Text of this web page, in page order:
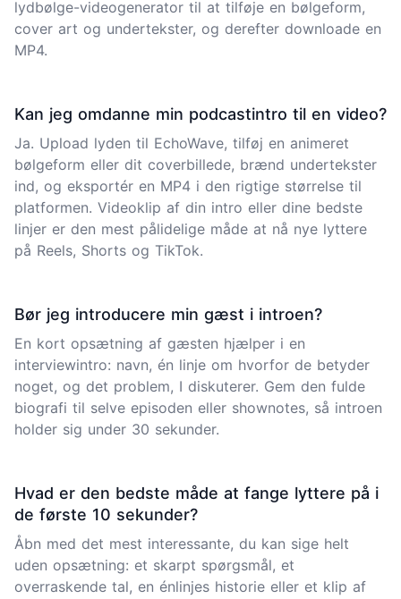
lydbølge-videogenerator til at tilføje en bølgeform,
cover art og undertekster, og derefter downloade en
MP4.
Kan jeg omdanne min podcastintro til en video?
Ja. Upload lyden til EchoWave, tilføj en animeret
bølgeform eller dit coverbillede, brænd undertekster
ind, og eksportér en MP4 i den rigtige størrelse til
platformen. Videoklip af din intro eller dine bedste
linjer er den mest pålidelige måde at nå nye lyttere
på Reels, Shorts og TikTok.
Bør jeg introducere min gæst i introen?
En kort opsætning af gæsten hjælper i en
interviewintro: navn, én linje om hvorfor de betyder
noget, og det problem, I diskuterer. Gem den fulde
biografi til selve episoden eller shownotes, så introen
holder sig under 30 sekunder.
Hvad er den bedste måde at fange lyttere på i
de første 10 sekunder?
Åbn med det mest interessante, du kan sige helt
uden opsætning: et skarpt spørgsmål, et
overraskende tal, en énlinjes historie eller et klip af